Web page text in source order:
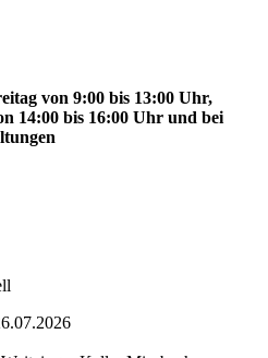
von 9:00 bis 13:00 Uhr,
14:00 bis 16:00 Uhr und bei